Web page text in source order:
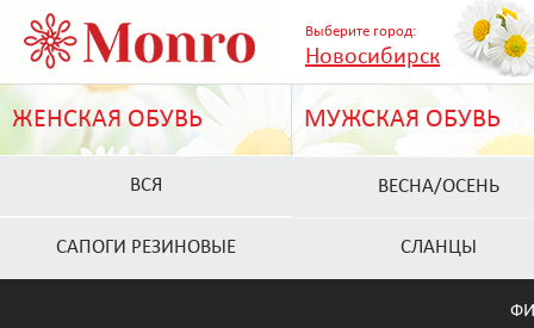
Выберите город:
Новосибирск
ЖЕНСКАЯ ОБУВЬ МУЖСКАЯ ОБУВЬ
ВСЯ ВЕСНА/ОСЕНЬ
САПОГИ РЕЗИНОВЫЕ СЛАНЦЫ